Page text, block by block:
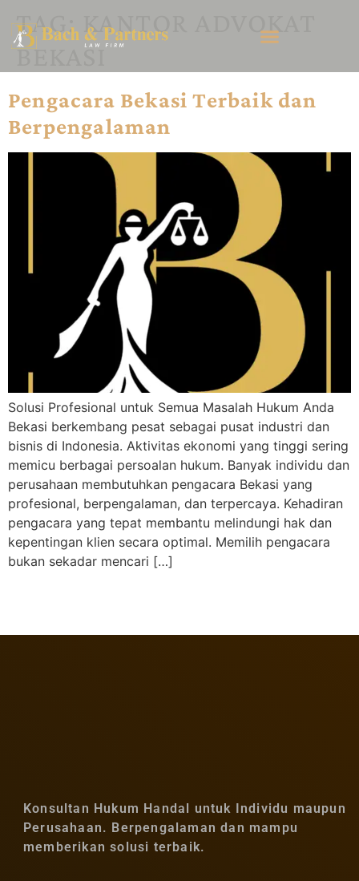
TAG: KANTOR ADVOKAT
BEKASI
Pengacara Bekasi Terbaik dan
Berpengalaman
Solusi Profesional untuk Semua Masalah Hukum Anda
Bekasi berkembang pesat sebagai pusat industri dan
bisnis di Indonesia. Aktivitas ekonomi yang tinggi sering
memicu berbagai persoalan hukum. Banyak individu dan
perusahaan membutuhkan pengacara Bekasi yang
profesional, berpengalaman, dan terpercaya. Kehadiran
pengacara yang tepat membantu melindungi hak dan
kepentingan klien secara optimal. Memilih pengacara
bukan sekadar mencari […]
Konsultan Hukum Handal untuk Individu maupun
Perusahaan. Berpengalaman dan mampu
memberikan solusi terbaik.